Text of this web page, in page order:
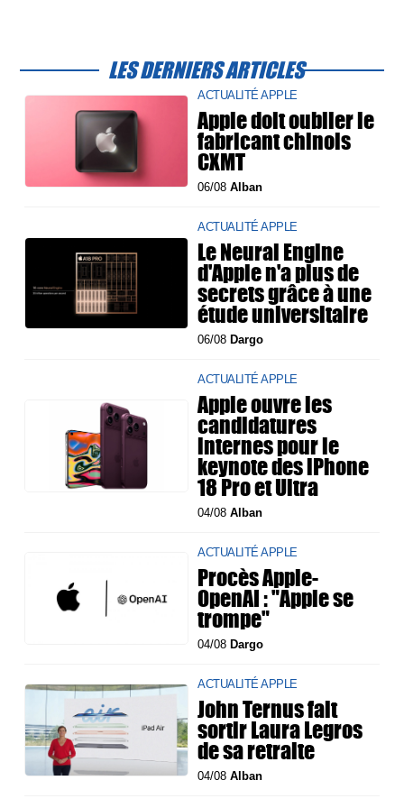
LES DERNIERS ARTICLES
ACTUALITÉ APPLE
Apple doit oublier le
fabricant chinois
CXMT
06/08Alban
ACTUALITÉ APPLE
Le Neural Engine
d'Apple n'a plus de
secrets grâce à une
étude universitaire
06/08 Dargo
ACTUALITÉ APPLE
Apple ouvre les
candidatures
internes pour le
keynote des iPhone
18 Pro et Ultra
04/08Alban
ACTUALITÉ APPLE
Procès Apple-
OpenAI : "Apple se
trompe"
04/08 Dargo
ACTUALITÉ APPLE
John Ternus fait
sortir Laura Legros
de sa retraite
04/08Alban